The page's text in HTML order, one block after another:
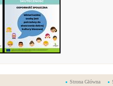
Strona Główna